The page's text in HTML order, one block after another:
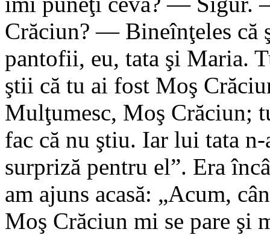
Crăciun? — Bineînţeles că
pantofii, eu, tata şi Maria.
ştii că tu ai fost Moş
Mulţumesc, Moş Crăciun;
fac că nu ştiu. Iar lui tata
surpriză pentru el”. Era
am ajuns acasă: „Acum,
Moş Crăciun mi se pare şi